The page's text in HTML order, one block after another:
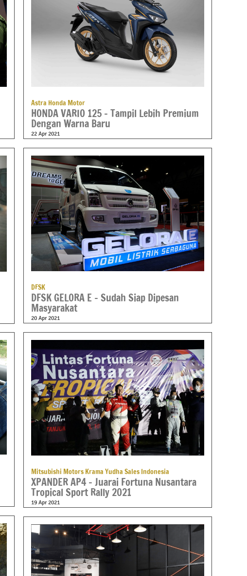
Astra Honda Motor
HONDA VARIO 125 – Tampil Lebih Premium
Dengan Warna Baru
22 Apr 2021
DFSK
DFSK GELORA E – Sudah Siap Dipesan
Masyarakat
20 Apr 2021
Mitsubishi Motors Krama Yudha Sales Indonesia
XPANDER AP4 – Juarai Fortuna Nusantara
Tropical Sport Rally 2021
19 Apr 2021